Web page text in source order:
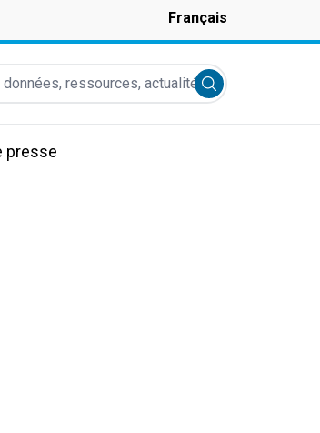
Français
ressources, actualités et autres
Submit search
presse